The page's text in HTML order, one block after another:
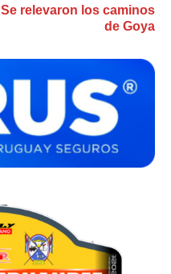
Se relevaron los caminos
de Goya